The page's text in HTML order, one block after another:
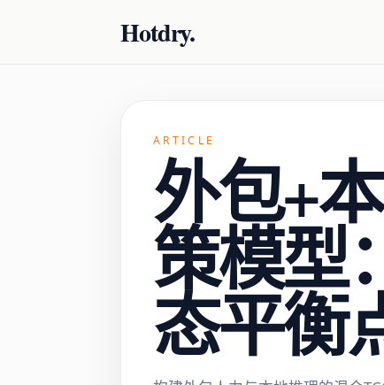
Hotdry.
ARTICLE
外包+
策模型
态平衡